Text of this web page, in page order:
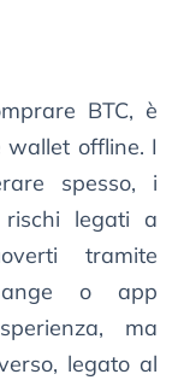
BTC, è
offline. I
spesso, i
rischi legati a
tramite
o app
ma
legato al